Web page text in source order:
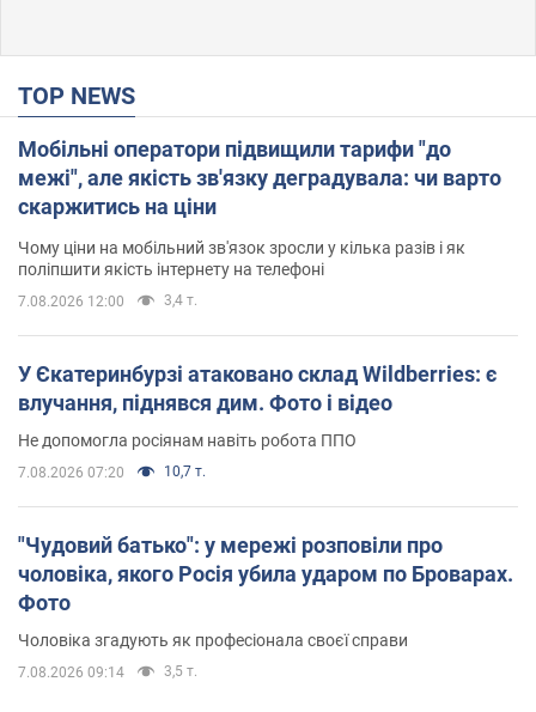
TOP NEWS
Мобільні оператори підвищили тарифи "до
межі", але якість зв'язку деградувала: чи варто
скаржитись на ціни
Чому ціни на мобільний зв'язок зросли у кілька разів і як
поліпшити якість інтернету на телефоні
7.08.2026 12:00 3,4 т.
У Єкатеринбурзі атаковано склад Wildberries: є
влучання, піднявся дим. Фото і відео
Не допомогла росіянам навіть робота ППО
7.08.2026 07:20 10,7 т.
"Чудовий батько": у мережі розповіли про
чоловіка, якого Росія убила ударом по Броварах.
Фото
Чоловіка згадують як професіонала своєї справи
7.08.2026 09:14 3,5 т.